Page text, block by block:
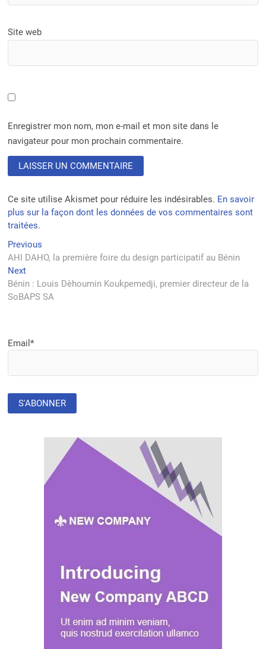
Site web
Enregistrer mon nom, mon e-mail et mon site dans le
navigateur pour mon prochain commentaire.
Ce site utilise Akismet pour réduire les indésirables. En savoir
plus sur la façon dont les données de vos commentaires sont
traitées.
Navigation
de
l’article
Previous
post:
AHI DAHO, la première foire du design participatif au Bénin
NextNext
post:
Bénin : Louis Dèhoumin Koukpemedji, premier directeur de la
SoBAPS SA
Email*